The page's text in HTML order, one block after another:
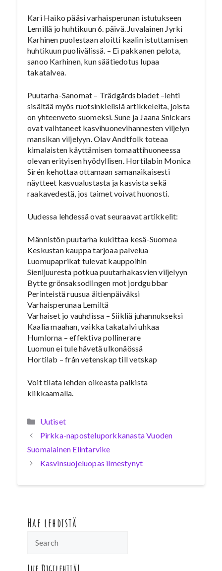
Kari Haiko pääsi varhaisperunan istutukseen
Lemillä jo huhtikuun 6. päivä. Juvalainen Jyrki
Karhinen puolestaan aloitti kaalin istuttamisen
huhtikuun puolivälissä. – Ei pakkanen pelota,
sanoo Karhinen, kun säätiedotus lupaa
takatalvea.
Puutarha-Sanomat – Trädgårdsbladet –lehti
sisältää myös ruotsinkielisiä artikkeleita, joista
on yhteenveto suomeksi. Sune ja Jaana Snickars
ovat vaihtaneet kasvihuonevihannesten viljelyn
mansikan viljelyyn. Olav Andtfolk toteaa
kimalaisten käyttämisen tomaattihuoneessa
olevan erityisen hyödyllisen. Hortilabin Monica
Sirén kehottaa ottamaan samanaikaisesti
näytteet kasvualustasta ja kasvista sekä
raakavedestä, jos taimet voivat huonosti.
Uudessa lehdessä ovat seuraavat artikkelit:
Männistön puutarha kukittaa kesä-Suomea
Keskustan kauppa tarjoaa palvelua
Luomupaprikat tulevat kauppoihin
Sienijuuresta potkua puutarhakasvien viljelyyn
Bytte grönsaksodlingen mot jordgubbar
Perinteistä ruusua äitienpäiväksi
Varhaisperunaa Lemiltä
Varhaiset jo vauhdissa – Siikliä juhannukseksi
Kaalia maahan, vaikka takatalvi uhkaa
Humlorna – effektiva pollinerare
Luomun ei tule hävetä ulkonäössä
Hortilab – från vetenskap till vetskap
Voit tilata lehden oikeasta palkista
klikkaamalla.
Kategoriat
Uutiset
Pirkka-naposteluporkkanasta Vuoden
Suomalainen Elintarvike
Kasvinsuojeluopas ilmestynyt
Hae lehdistä